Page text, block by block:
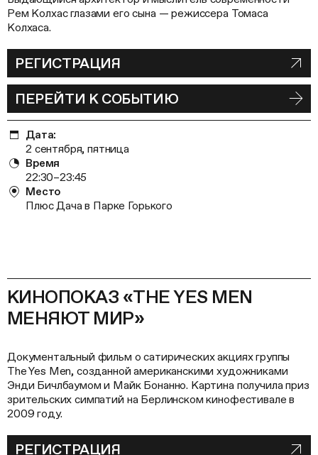
Рем Колхас глазами его сына — режиссера Томаса
Колхаса.
РЕГИСТРАЦИЯ
ПЕРЕЙТИ К СОБЫТИЮ
Дата:
2 сентября, пятница
Время
22:30–23:45
Место
Плюс Дача в Парке Горького
КИНОПОКАЗ «THE YES MEN
МЕНЯЮТ МИР»
Документальный фильм о сатирических акциях группы
The Yes Men, созданной американскими художниками
Энди Бичлбаумом и Майк Бонанно. Картина получила приз
зрительских симпатий на Берлинском кинофестивале в
2009 году.
РЕГИСТРАЦИЯ